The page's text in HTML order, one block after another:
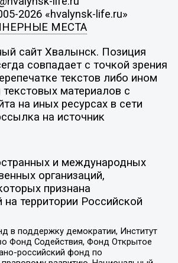
2026 «hvalynsk-life.ru»
МЕСТА
сайт Хвалынск. Позиция
совпадает с точкой зрения
текстов либо ином
материалов с
на иных ресурсах в сети
на источник
и международных
организаций,
признана
на территории Российской
в поддержку демократии, Институт
Фонд Содействия, Фонд Открытое
российский фонд по